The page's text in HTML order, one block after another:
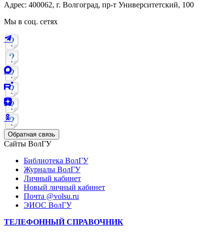
Адрес: 400062, г. Волгоград, пр-т Университетский, 100
Мы в соц. сетях
Обратная связь
Сайты ВолГУ
Библиотека ВолГУ
Журналы ВолГУ
Личный кабинет
Новый личный кабинет
Почта @volsu.ru
ЭИОС ВолГУ
ТЕЛЕФОННЫЙ СПРАВОЧНИК